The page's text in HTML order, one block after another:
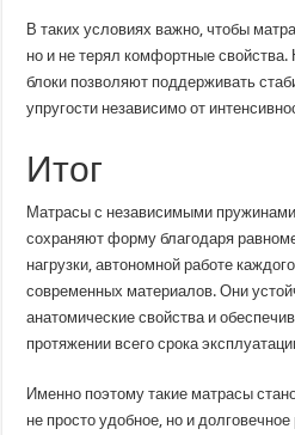
В таких условиях важно, чтобы
но и не терял комфортные
блоки позволяют поддерживать
упругости независимо от
Итог
Матрасы с независимыми
сохраняют форму благодаря
нагрузки, автономной работе
современных материалов. Они
анатомические свойства и
протяжении всего срока
Именно поэтому такие матрасы
не просто удобное, но и